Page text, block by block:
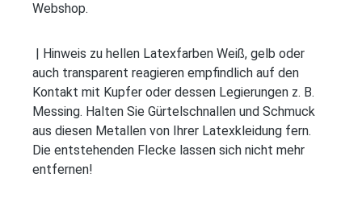
Webshop.
| Hinweis zu hellen Latexfarben Weiß, gelb oder
auch transparent reagieren empfindlich auf den
Kontakt mit Kupfer oder dessen Legierungen z. B.
Messing. Halten Sie Gürtelschnallen und Schmuck
aus diesen Metallen von Ihrer Latexkleidung fern.
Die entstehenden Flecke lassen sich nicht mehr
entfernen!